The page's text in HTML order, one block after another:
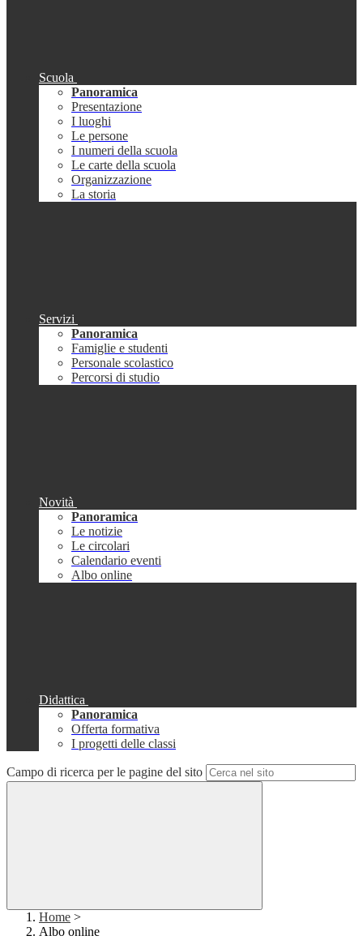
Scuola
Panoramica
Presentazione
I luoghi
Le persone
I numeri della scuola
Le carte della scuola
Organizzazione
La storia
Servizi
Panoramica
Famiglie e studenti
Personale scolastico
Percorsi di studio
Novità
Panoramica
Le notizie
Le circolari
Calendario eventi
Albo online
Didattica
Panoramica
Offerta formativa
I progetti delle classi
Campo di ricerca per le pagine del sito
Home >
Albo online